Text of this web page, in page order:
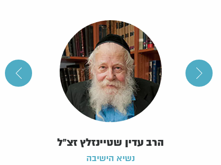
הרב עדין שטיינזלץ זצ"ל
נשיא הישיבה